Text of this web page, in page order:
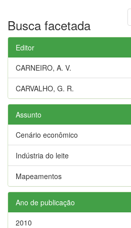
Busca facetada
Editor
CARNEIRO, A. V.
CARVALHO, G. R.
Assunto
Cenário econômico
Indústria do leite
Mapeamentos
Ano de publicação
2010